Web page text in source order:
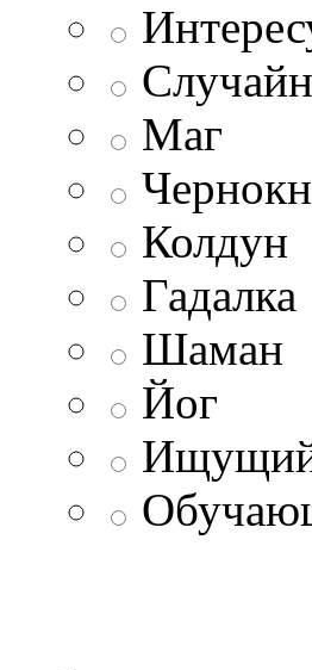
Маг
Колдун
Гадалка
Шаман
Йог